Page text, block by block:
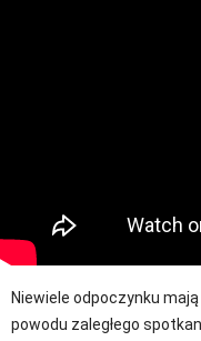
Niewiele odpoczynku mają
powodu zaległego